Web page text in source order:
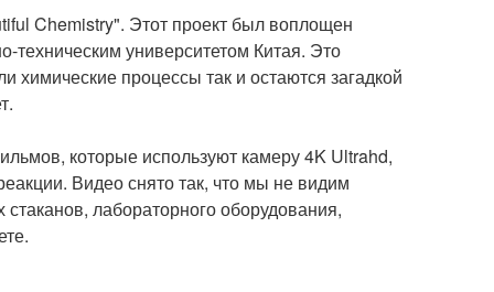
Chemistry". Этот проект был воплощен
техническим университетом Китая. Это
процессы так и остаются загадкой
которые используют камеру 4K Ultrahd,
Видео снято так, что мы не видим
лабораторного оборудования,